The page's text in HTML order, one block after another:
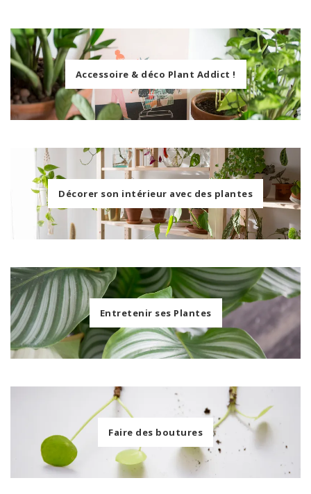
Accessoire & déco Plant Addict !
Décorer son intérieur avec des plantes
Entretenir ses Plantes
Faire des boutures